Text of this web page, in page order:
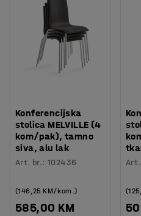
Konferencijska
stolica MELVILLE (4
kom/pak), tamno
siva, alu lak
Art. br.:102436
585,00 KM
(146,25 KM/kom.)